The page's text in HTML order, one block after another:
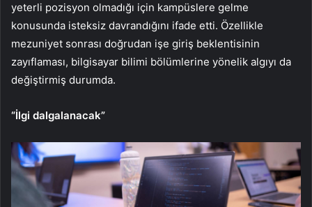
yeterli pozisyon olmadığı için kampüslere gelme
konusunda isteksiz davrandığını ifade etti. Özellikle
mezuniyet sonrası doğrudan işe giriş beklentisinin
zayıflaması, bilgisayar bilimi bölümlerine yönelik algıyı da
değiştirmiş durumda.
“İlgi dalgalanacak”